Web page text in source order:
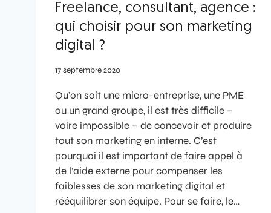
Freelance, consultant, agence :
qui choisir pour son marketing
digital ?
17 septembre 2020
Qu’on soit une micro-entreprise, une PME
ou un grand groupe, il est très difficile –
voire impossible – de concevoir et produire
tout son marketing en interne. C’est
pourquoi il est important de faire appel à
de l’aide externe pour compenser les
faiblesses de son marketing digital et
rééquilibrer son équipe. Pour se faire, le…